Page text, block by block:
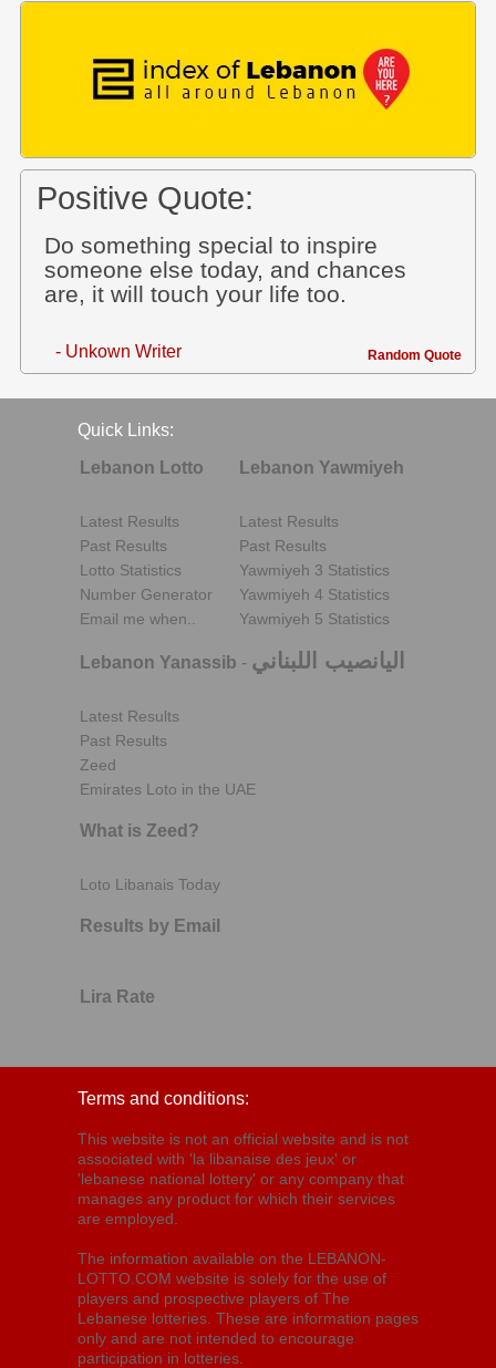
Positive Quote:
Do something special to inspire
someone else today, and chances
are, it will touch your life too.
- Unkown Writer Random Quote
Quick Links:
Lebanon Lotto
Latest Results
Past Results
Lotto Statistics
Number Generator
Email me when..
Lebanon Yawmiyeh
Latest Results
Past Results
Yawmiyeh 3 Statistics
Yawmiyeh 4 Statistics
Yawmiyeh 5 Statistics
Lebanon Yanassib - اليانصيب اللبناني
Latest Results
Past Results
Zeed
Emirates Loto in the UAE
What is Zeed?
Loto Libanais Today
Results by Email
Lira Rate
Terms and conditions:
This website is not an official website and is not
associated with 'la libanaise des jeux' or
'lebanese national lottery' or any company that
manages any product for which their services
are employed.
The information available on the LEBANON-
LOTTO.COM website is solely for the use of
players and prospective players of The
Lebanese lotteries. These are information pages
only and are not intended to encourage
participation in lotteries.